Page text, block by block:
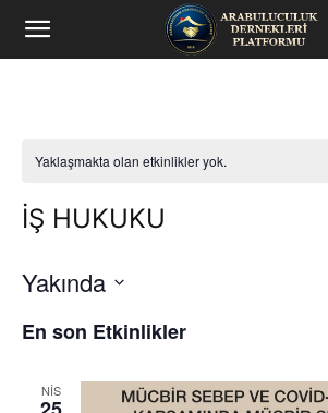
Arabuluculuk
Platformu
Yaklaşmakta olan etkinlikler yok.
İŞ HUKUKU
Yakında
seç.
En son Etkinlikler
NIS